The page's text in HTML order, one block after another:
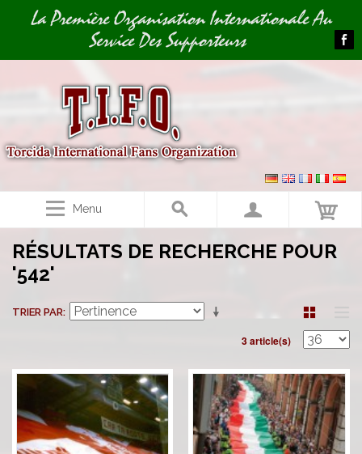
Image 01La Première Organisation Internationale Au
Service Des Supporteurs
Menu
RÉSULTATS DE RECHERCHE POUR
'542'
TRIER PAR
3 article(s)